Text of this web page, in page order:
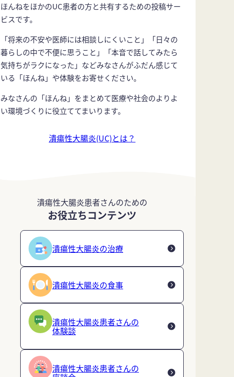
ほんねをほかのUC患者の方と共有するための投稿サー
ビスです。
「将来の不安や医師には相談しにくいこと」「日々の
暮らしの中で不便に思うこと」「本音で話してみたら
気持ちがラクになった」などみなさんがふだん感じて
いる「ほんね」や体験をお寄せください。
みなさんの「ほんね」をまとめて医療や社会のよりよ
い環境づくりに役立ててまいります。
潰瘍性大腸炎(UC)とは？
潰瘍性大腸炎患者さんのための
お役立ちコンテンツ
潰瘍性大腸炎の治療
潰瘍性大腸炎の食事
潰瘍性大腸炎患者さんの
体験談
潰瘍性大腸炎患者さんの